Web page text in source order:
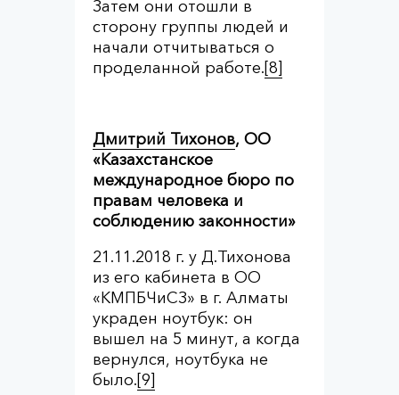
Затем они отошли в
сторону группы людей и
начали отчитываться о
проделанной работе.[8]
Дмитрий Тихонов, ОО
«Казахстанское
международное бюро по
правам человека и
соблюдению законности»
21.11.2018 г. у Д.Тихонова
из его кабинета в ОО
«КМПБЧиСЗ» в г. Алматы
украден ноутбук: он
вышел на 5 минут, а когда
вернулся, ноутбука не
было.[9]